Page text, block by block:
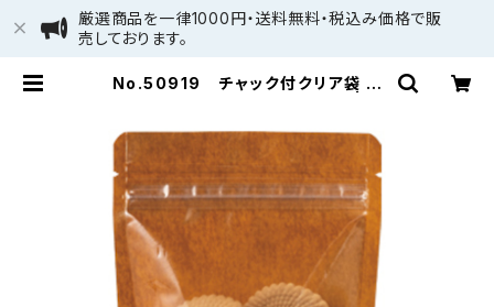
厳選商品を一律1000円・送料無料・税込み価格で販
売しております。
No.50919 チャック付クリア袋 ク
清和：旧パッケージ通販 - 少量・小ロ
ット個人向け通販